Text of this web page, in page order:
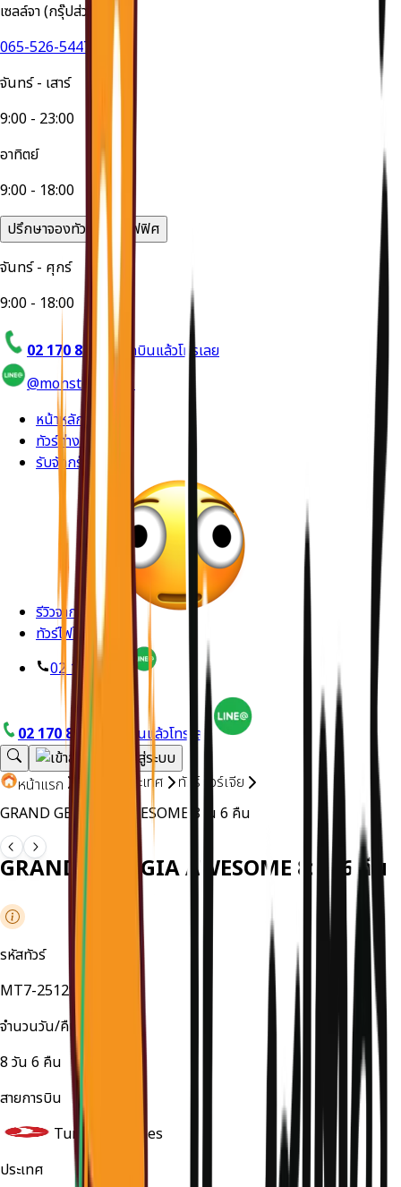
เซลล์จา (กรุ๊ปส่วนตัว)
065-526-5447
จันทร์ - เสาร์
9:00 - 23:00
อาทิตย์
9:00 - 18:00
ปรึกษาจองทัวร์ได้ที่ออฟฟิศ
จันทร์ - ศุกร์
9:00 - 18:00
02 170 8714
อยากบินแล้วโทรเลย
@monstertravel
หน้าหลัก
ทัวร์ต่างประเทศ
รับจัดกรุ๊ปส่วนตัว
รีวิวจากลูกค้า
ทัวร์ไฟไหม้
02 170 8714
02 170 8714 อยากบินแล้วโทรเลย
หน้าแรก ทัวร์ต่างประเทศ
ทัวร์จอร์เจีย
GRAND GEORGIA AWESOME 8วัน 6 คืน
GRAND GEORGIA AWESOME 8วัน 6 คืน
รหัสทัวร์
MT7-251297MG
จำนวนวัน/คืน
8 วัน 6 คืน
สายการบิน
Turkish Airlines
ประเทศ